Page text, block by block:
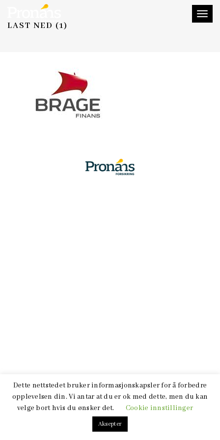
Toggle
LAST NED (1)
Dette nettstedet bruker informasjonskapsler for å forbedre
opplevelsen din. Vi antar at du er ok med dette, men du kan
velge bort hvis du ønsker det.
Cookie innstillinger
Aksepter